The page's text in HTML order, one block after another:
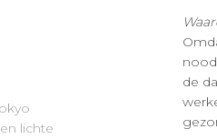
lichte
de